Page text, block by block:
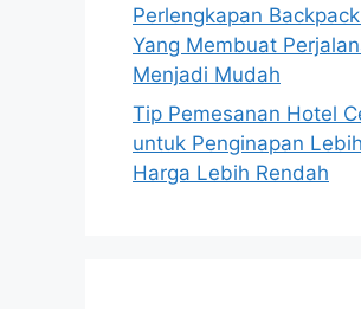
Perlengkapan
Yang Membuat
Menjadi Mudah
Tip Pemesanan Hotel
untuk Penginapan
Harga Lebih Rendah